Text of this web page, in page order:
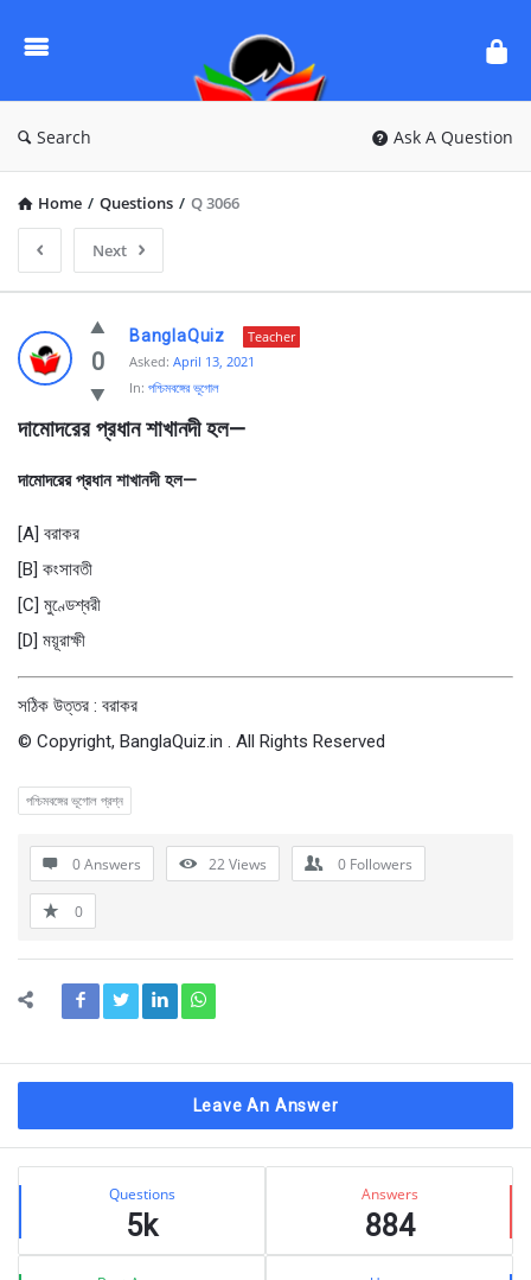
Questions
Search Ask A Question
Home / Questions / Q 3066
Next
Ask
Questions
BanglaQuiz
Latest
0
BanglaQuiz
Teacher
Asked: April 13, 2021
In: পশ্চিমবঙ্গের ভূগোল
দামােদরের প্রধান শাখানদী হল—
দামােদরের প্রধান শাখানদী হল—
[A] বরাকর
[B] কংসাবতী
[C] মুণ্ডেশ্বরী
[D] ময়ূরাক্ষী
সঠিক উত্তর : বরাকর
© Copyright, BanglaQuiz.in . All Rights Reserved
পশ্চিমবঙ্গের ভূগোল প্রশ্ন
0 Answers 22Views 0 Followers
0
Leave An Answer
Sidebar
Stats Questions
5k
Answers
884